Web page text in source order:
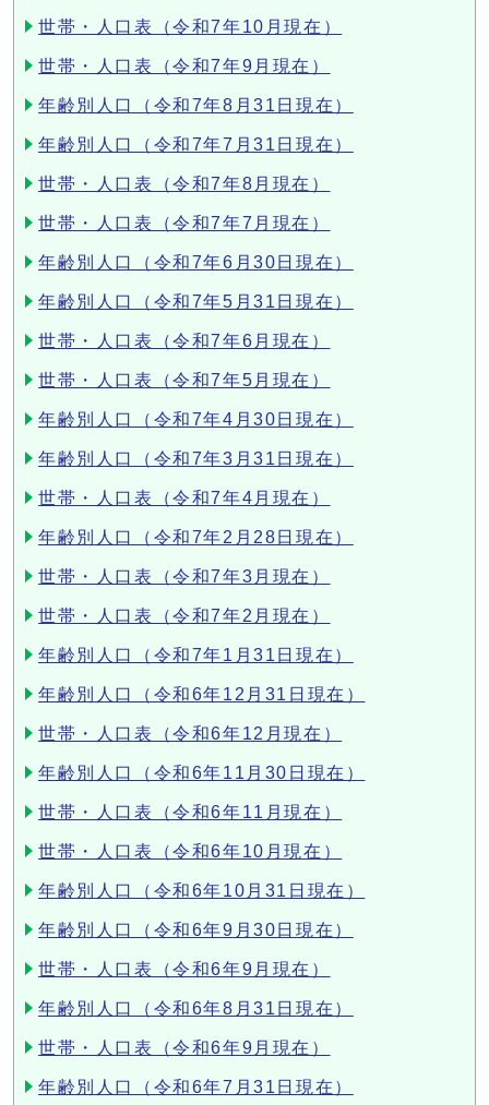
世帯・人口表（令和7年10月現在）
世帯・人口表（令和7年9月現在）
年齢別人口（令和7年8月31日現在）
年齢別人口（令和7年7月31日現在）
世帯・人口表（令和7年8月現在）
世帯・人口表（令和7年7月現在）
年齢別人口（令和7年6月30日現在）
年齢別人口（令和7年5月31日現在）
世帯・人口表（令和7年6月現在）
世帯・人口表（令和7年5月現在）
年齢別人口（令和7年4月30日現在）
年齢別人口（令和7年3月31日現在）
世帯・人口表（令和7年4月現在）
年齢別人口（令和7年2月28日現在）
世帯・人口表（令和7年3月現在）
世帯・人口表（令和7年2月現在）
年齢別人口（令和7年1月31日現在）
年齢別人口（令和6年12月31日現在）
世帯・人口表（令和6年12月現在）
年齢別人口（令和6年11月30日現在）
世帯・人口表（令和6年11月現在）
世帯・人口表（令和6年10月現在）
年齢別人口（令和6年10月31日現在）
年齢別人口（令和6年9月30日現在）
世帯・人口表（令和6年9月現在）
年齢別人口（令和6年8月31日現在）
世帯・人口表（令和6年9月現在）
年齢別人口（令和6年7月31日現在）